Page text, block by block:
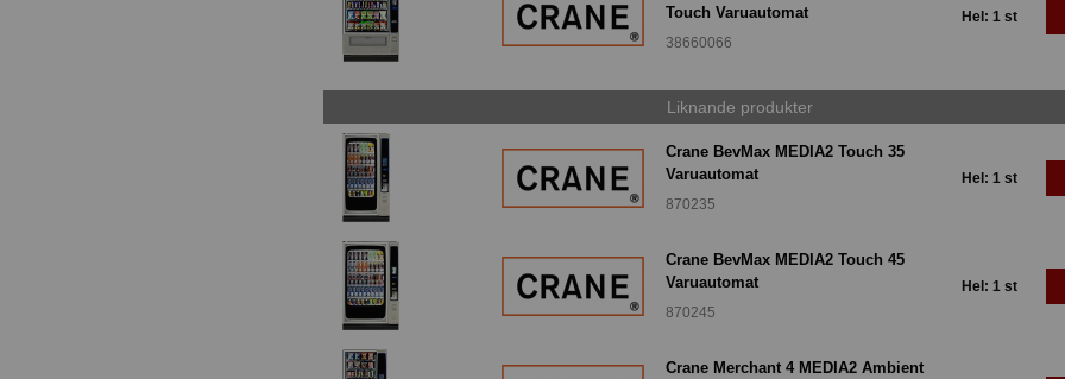
Touch Varuautomat
38660066
Hel: 1 st
Liknande produkter
Crane BevMax MEDIA2 Touch 35
Varuautomat
870235
Hel: 1 st
Crane BevMax MEDIA2 Touch 45
Varuautomat
870245
Hel: 1 st
Crane Merchant 4 MEDIA2 Ambient